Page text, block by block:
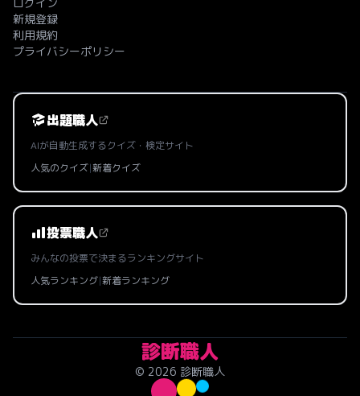
新規登録
利用規約
プライバシーポリシー
出題職人
AIが自動生成するクイズ・検定サイト
人気のクイズ|新着クイズ
投票職人
みんなの投票で決まるランキングサイト
人気ランキング|新着ランキング
診断職人
© 2026 診断職人